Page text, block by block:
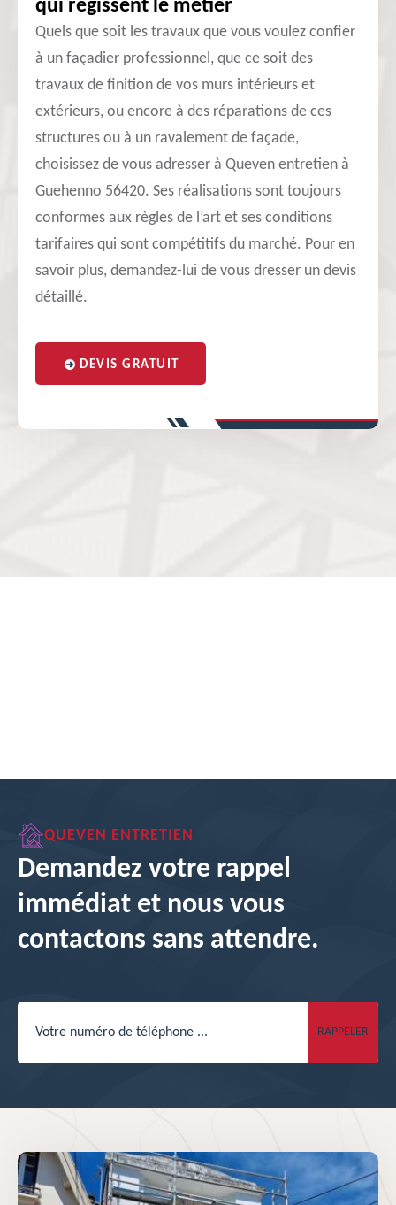
qui régissent le métier
Quels que soit les travaux que vous voulez confier
à un façadier professionnel, que ce soit des
travaux de finition de vos murs intérieurs et
extérieurs, ou encore à des réparations de ces
structures ou à un ravalement de façade,
choisissez de vous adresser à Queven entretien à
Guehenno 56420. Ses réalisations sont toujours
conformes aux règles de l’art et ses conditions
tarifaires qui sont compétitifs du marché. Pour en
savoir plus, demandez-lui de vous dresser un devis
détaillé.
DEVIS GRATUIT
QUEVEN ENTRETIEN
Demandez votre rappel
immédiat et nous vous
contactons sans attendre.